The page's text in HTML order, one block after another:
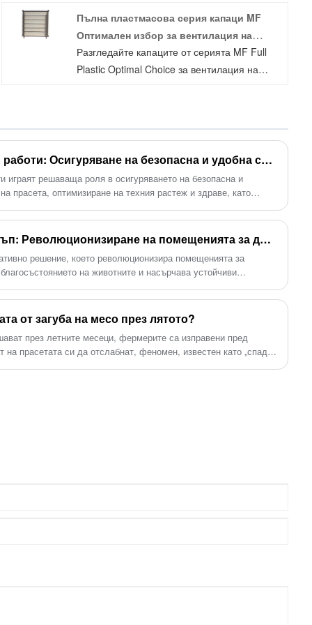
свине майки, с различни размери. Едната е
кръгла, кръглите поилки за прасета се
приемат много добре от прасетата. Когато
пият, главата изчезва в купата поради
Пълна пластмасова серия капаци MF
Оптимален избор за вентилация на
свинеферми
Разгледайте капаците от серията MF Full
Plastic Optimal Choice за вентилация на
използване, издръжливост и приложения в
различни настройки.
Станка за довършителни работи: Осигуряване на безопасна и удобна среда за растежа на прасетата
играят решаваща роля в осигуряването на безопасна и
прасета, оптимизиране на техния растеж и здраве, като
се финишъри, които се отличават с гладки ръбове,
хранилки, за да осигурят лесен достъп до храната.
ваш доставчик на финишни боксове, вие можете да сте
с възможност за персонализиране, които отговарят на
възможно най-добрата среда за вашите прасета.
Щанд със свободен достъп: Революционизиране на помещенията за добитък за подобрено благосъстояние
решение, което революционизира помещенията за
на животните и насърчава устойчиви
предлага хуманен и ефективен подход към
се дизайн и лесната поддръжка допълнително
Прегърнете това новаторско решение, за да
която заслужават, и да издигнете успеха на вашата
към животните и устойчивостта.
от загуба на месо през лятото?
през летните месеци, фермерите са изправени пред
на прасетата си да отслабнат, феномен, известен като „спад